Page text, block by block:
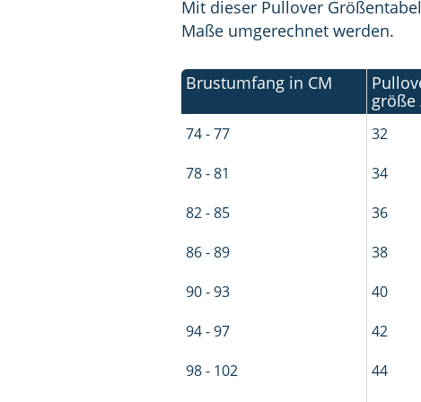
Mit dieser Pullover
Maße umgerechnet werden.
Brust­umfang in CM
größe
74 - 77 32
78 - 81
34
82 - 85
36
86 - 89
38
90 - 93
40
94 - 97
42
98 - 102
44